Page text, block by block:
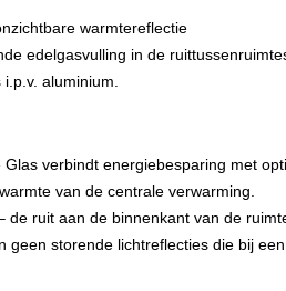
warmtereflectie
edelgasvulling in de
aluminium.
verbindt energiebesparing met
van de centrale verwarming.
de ruit aan de binnenkant van de
geen storende lichtreflecties die bij